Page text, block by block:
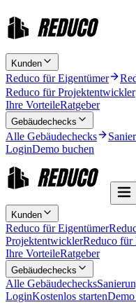
Kunden
Reduco für Eigentümer
Reduco für Projektentwickler
Ihre VorteileRatgeber
Gebäudechecks
Alle Gebäudechecks
LoginDemo buchen
Kunden
Reduco für Eigentümer
ProjektentwicklerReduco für
Ihre VorteileRatgeber
Gebäudechecks
Alle Gebäudechecks
LoginKostenlos starten